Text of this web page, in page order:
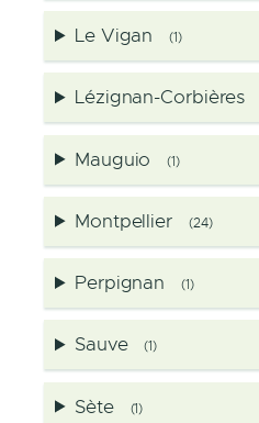
Le Vigan (1)
Lézignan-Corbières
Mauguio (1)
Montpellier (24)
Perpignan (1)
Sauve (1)
Sète (1)